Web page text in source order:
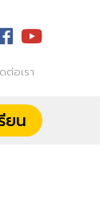
ต่อเรา
ยน